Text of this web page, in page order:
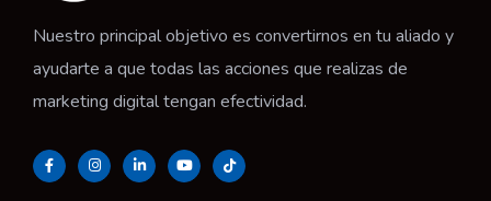
Nuestro principal objetivo es convertirnos en tu aliado y
ayudarte a que todas las acciones que realizas de
marketing digital tengan efectividad.